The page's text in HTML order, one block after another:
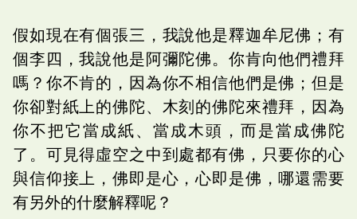
假如現在有個張三，我說他是釋迦牟尼佛；有
個李四，我說他是阿彌陀佛。你肯向他們禮拜
嗎？你不肯的，因為你不相信他們是佛；但是
你卻對紙上的佛陀、木刻的佛陀來禮拜，因為
你不把它當成紙、當成木頭，而是當成佛陀
了。可見得虛空之中到處都有佛，只要你的心
與信仰接上，佛即是心，心即是佛，哪還需要
有另外的什麼解釋呢？